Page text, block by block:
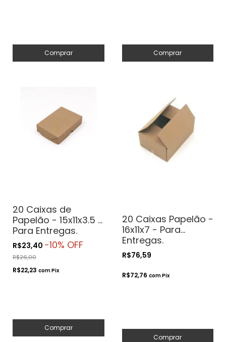
Comprar Comprar
20 Caixas de
Papelão - 15x11x3.5 -
Para Entregas.
Transporte.
Correios
R$23,40 -10% OFF
R$26,00
R$22,23 comPix
Comprar
20 Caixas Papelão -
16x11x7 - Para
Entregas.
Transporte.
Correios
R$76,59
R$72,76 comPix
Comprar